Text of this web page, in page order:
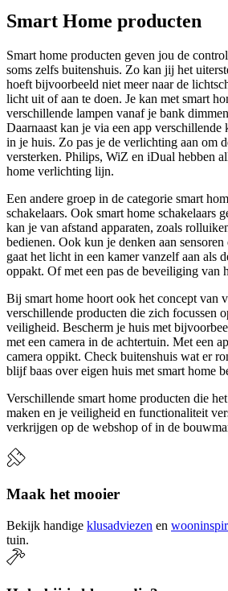
Smart Home producten
Smart home producten geven jou de
soms zelfs buitenshuis. Zo kan jij het
hoeft bijvoorbeeld niet meer naar de
licht uit of aan te doen. Je kan met smart
verschillende lampen vanaf je bank
Daarnaast kan je via een app verschillende
in je huis. Zo pas je de verlichting aan om
versterken. Philips, WiZ en iDual hebben
home verlichting lijn.
Een andere groep in de categorie smart
schakelaars. Ook smart home schakelaars
kan je van afstand apparaten, zoals
bedienen. Ook kun je denken aan
gaat het licht in een kamer vanzelf aan als
oppakt. Of met een pas de beveiliging van
Bij smart home hoort ook het concept van
verschillende producten die zich focussen
veiligheid. Bescherm je huis met
met een camera in de achtertuin. Met een
camera oppikt. Check buitenshuis wat er
blijf baas over eigen huis met smart home
Verschillende smart home producten die
maken en je veiligheid en functionaliteit
verkrijgen op de webshop of in de
Maak het mooier
Bekijk handige klusadviezen en
tuin.